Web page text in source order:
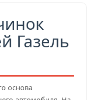
Газель
основа